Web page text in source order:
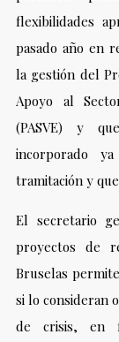
flexibilidades
pasado año en
la gestión del
Apoyo al
(PASVE) y
incorporado
tramitación y
El secretario
proyectos de
Bruselas
si lo consideran
de crisis, en